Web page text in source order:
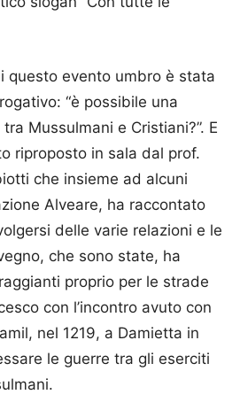
questo evento umbro è stata
“è possibile una
Mussulmani e Cristiani?”. E
riproposto in sala dal prof.
che insieme ad alcuni
Alveare, ha raccontato
delle varie relazioni e le
che sono state, ha
proprio per le strade
con l’incontro avuto con
nel 1219, a Damietta in
le guerre tra gli eserciti